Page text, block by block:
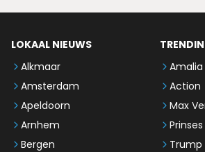
LOKAAL NIEUWS
Alkmaar
Amsterdam
Apeldoorn
Arnhem
Bergen
Action
Max
Trump